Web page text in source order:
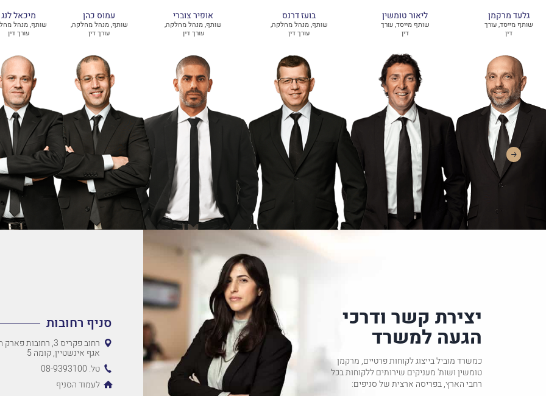
גלעד מרקמן
שותף מייסד, עורך
דין
ליאור טומשין
שותף מייסד, עורך
דין
בועז דרנס
שותף, מנהל מחלקה,
עורך דין
אופיר צוברי
שותף, מנהל מחלקה,
עורך דין
עמוס כהן
שותף, מנהל מחלקה,
עורך דין
מיכאל לנג
שותף, מנהל
עורך דין
יצירת קשר ודרכי
הגעה למשרד
כמשרד מוביל בייצוג לקוחות פרטיים, מרקמן
טומשין ושות' מעניקים שירותים ללקוחות בכל
רחבי הארץ, בפריסה ארצית של סניפים:
סניף רחובות
רחוב פקריס 3,
אגף אינשטיין, קומה 5
טל. 08-9393100
לעמוד הסניף